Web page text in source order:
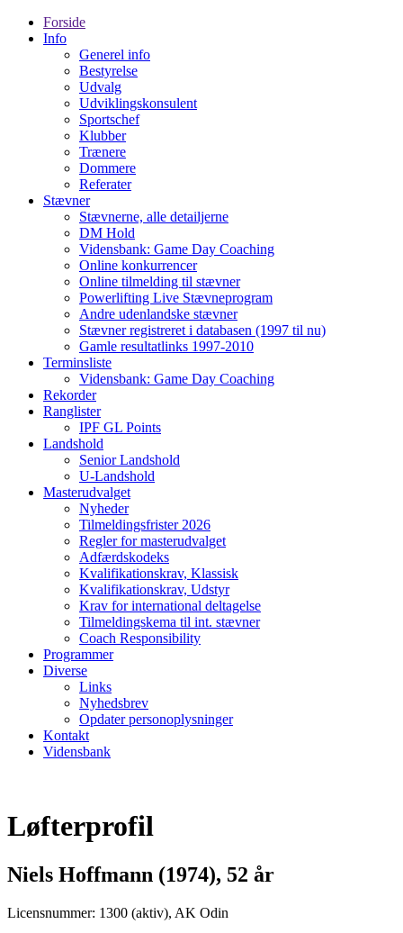
Forside
Info
Generel info
Bestyrelse
Udvalg
Udviklingskonsulent
Sportschef
Klubber
Trænere
Dommere
Referater
Stævner
Stævnerne, alle detailjerne
DM Hold
Vidensbank: Game Day Coaching
Online konkurrencer
Online tilmelding til stævner
Powerlifting Live Stævneprogram
Andre udenlandske stævner
Stævner registreret i databasen (1997 til nu)
Gamle resultatlinks 1997-2010
Terminsliste
Vidensbank: Game Day Coaching
Rekorder
Ranglister
IPF GL Points
Landshold
Senior Landshold
U-Landshold
Masterudvalget
Nyheder
Tilmeldingsfrister 2026
Regler for masterudvalget
Adfærdskodeks
Kvalifikationskrav, Klassisk
Kvalifikationskrav, Udstyr
Krav for international deltagelse
Tilmeldingskema til int. stævner
Coach Responsibility
Programmer
Diverse
Links
Nyhedsbrev
Opdater personoplysninger
Kontakt
Vidensbank
Løfterprofil
Niels Hoffmann (1974), 52 år
Licensnummer: 1300 (aktiv), AK Odin